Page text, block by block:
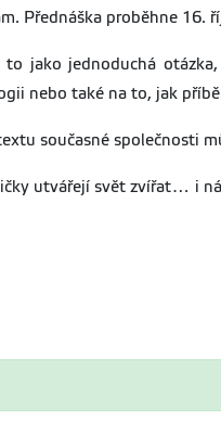
Přednáška proběhne
jako jednoduchá
nebo také na to, jak
současné společnosti
utvářejí svět zvířat… i